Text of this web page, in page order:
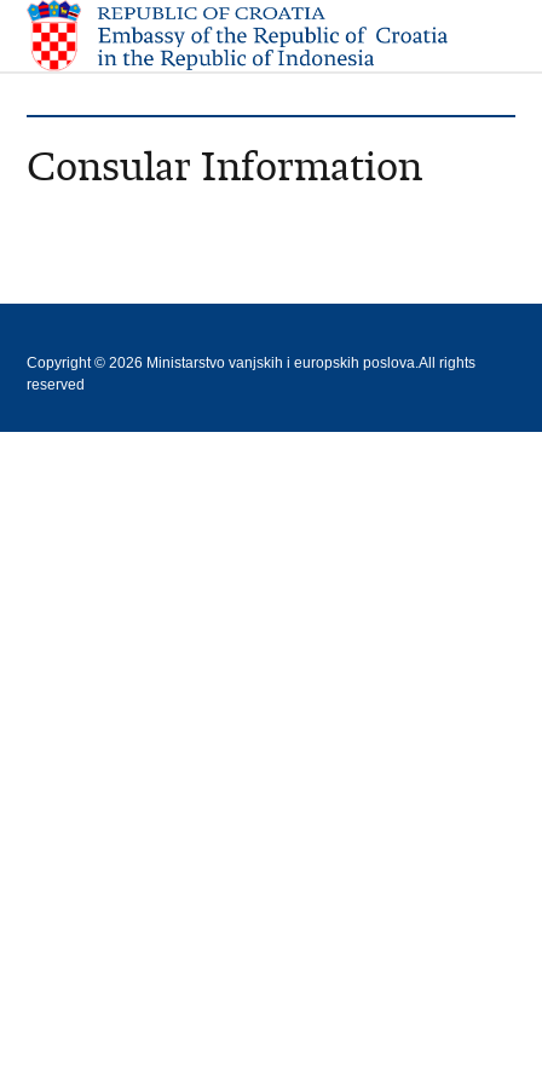
Consular Information
Copyright © 2026 Ministarstvo vanjskih i europskih poslova.All rights
reserved